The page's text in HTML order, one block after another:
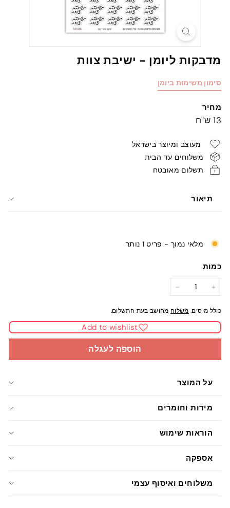
מדבקות ליומן - ישיבת צוות
סימון משימות ביומן
מחיר
מחיר
13 ש"ח
מעוצב ומיוצר בישראל
משלוחים עד הבית
תשלום מאובטח
תיאור
מלאי נמוך - פריט 1 נותר
כמות
כולל מיסים. משלוח מחושב בעת התשלום.
Add to wishlist
הוספה לעגלה
על המוצר
מידות וחומרים
הוראות שימוש
אספקה
משלוחים ואיסוף עצמי